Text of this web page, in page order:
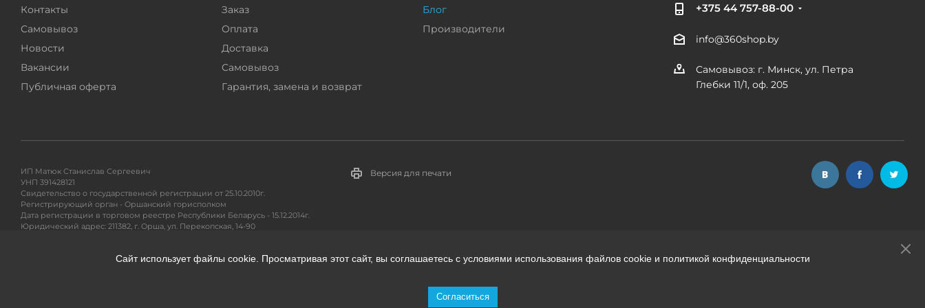
Контакты
Самовывоз
Новости
Вакансии
Публичная оферта
Заказ
Оплата
Доставка
Самовывоз
Гарантия, замена и возврат
Блог
Производители
+375 44 757-88-00
info@360shop.by
Самовывоз: г. Минск, ул. Петра
Глебки 11/1, оф. 205
ИП Матюк Станислав Сергеевич
УНП 391428121
Свидетельство о государственной регистрации от 25.10.2010г.
Регистрирующий орган - Оршанский горисполком
Дата регистрации в торговом реестре Республики Беларусь - 15.12.2014г.
Юридический адрес: 211382, г. Орша, ул. Перекопская, 14-90
Гарантийное и сервисное обслуживание, разрешение вопросов покупателей:
Версия для печати
Сайт использует файлы cookie. Просматривая этот сайт, вы соглашаетесь с условиями использования файлов cookie и политикой конфиденциальности
Согласиться